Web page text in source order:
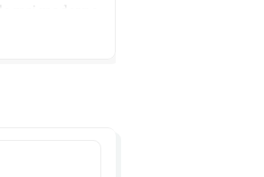
mai moderne
cu acest